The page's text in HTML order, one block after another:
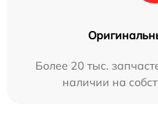
Более 20 тыс.
наличии на